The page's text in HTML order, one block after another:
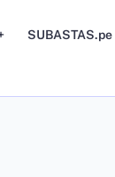
SUBASTAS.pe